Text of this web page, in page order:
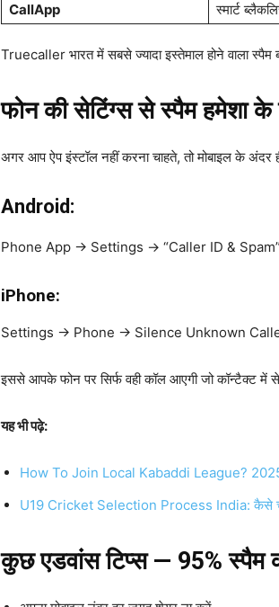
CallApp
स्मार्ट
Truecaller भारत में सबसे ज्यादा इस्तेमाल होने वाला
फोन की सेटिंग्स से स्पैम हमेशा के
अगर आप ऐप इंस्टॉल नहीं करना चाहते, तो मोबाइल के अंदर
Android:
Phone App → Settings → “Caller ID &
iPhone:
Settings → Phone → Silence Unknown
इससे आपके फोन पर सिर्फ वही कॉल आएगी जो कॉन्टैक्ट में
यह भी पढ़े:
How To Join Local Kabaddi League? 2025
U19 Cricket Selection Process India: कैसे
कुछ एडवांस टिप्स — 95% स्पैम